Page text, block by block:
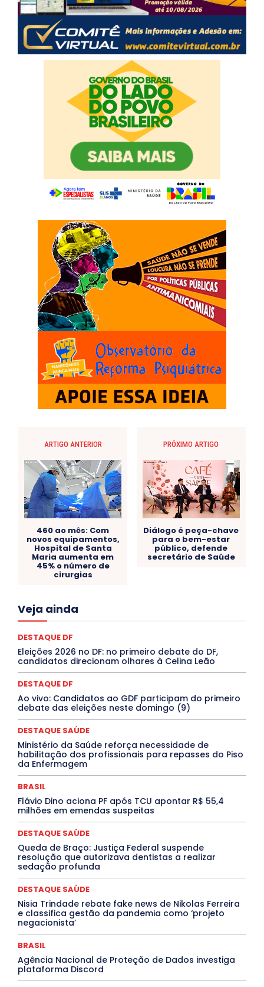
ARTIGO ANTERIOR
460 ao mês: Com
novos equipamentos,
Hospital de Santa
Maria aumenta em
45% o número de
cirurgias
PRÓXIMO ARTIGO
Diálogo é peça-chave
para o bem-estar
público, defende
secretário de Saúde
Veja ainda
Acre
Congressuanas & Esplanadumas
Covid-19
Crônica Política Crônicas
Cultura e Tal
DANÇA Dengue
Denuncia
DESTAQUE BRASIL
DESTAQUE DF
DESTAQUE SAÚDE
DESTAQUES OUTROS
ELEIÇÕES
EMPREGO E OPORTUNIDADES
ENTORNO
Especial
Espírito Santo ESPORTE
EVENTOS
EXPOSIÇÃO Featured
Febre Amarela
INTELIGÊNCIA ARTIFICIAL
INTERNACIONAL
Jogos Online
JUDICIÁRIO LITERATURA
Maranhão
Marburg
Mato Grosso
Mato Grosso do Sul
MEIO AMBIENTE
Minas Gerais MOBILIDADE
MPOX
MÚSICA
PROCESSO SELETIVO
PUBLIEDITORIAL
QUALIFICAÇÃO PROFISSIONAL
Santa Catarina
Saúde Agora
SEGURANÇA
Soltando o Verbo
TÁ FROID?
TEATRO TECNOLOGIA
Tocantins
DESTAQUE DF
Eleições 2026 no DF: no primeiro debate do DF,
candidatos direcionam olhares à Celina Leão
DESTAQUE DF
Ao vivo: Candidatos ao GDF participam do primeiro
debate das eleições neste domingo (9)
DESTAQUE SAÚDE
Ministério da Saúde reforça necessidade de
habilitação dos profissionais para repasses do Piso
da Enfermagem
BRASIL
Flávio Dino aciona PF após TCU apontar R$ 55,4
milhões em emendas suspeitas
DESTAQUE SAÚDE
Queda de Braço: Justiça Federal suspende
resolução que autorizava dentistas a realizar
sedação profunda
DESTAQUE SAÚDE
Nisia Trindade rebate fake news de Nikolas Ferreira
e classifica gestão da pandemia como ‘projeto
negacionista’
BRASIL
Agência Nacional de Proteção de Dados investiga
plataforma Discord